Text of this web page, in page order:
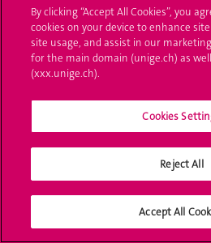
By clicking “Accept All Cookies”, you
cookies on your device to enhance
site usage, and assist in our
for the main domain (unige.ch) as
(xxx.unige.ch).
Cookies
Reject All
Accept All